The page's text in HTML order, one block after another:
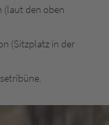
(laut den oben
(Sitzplatz in der